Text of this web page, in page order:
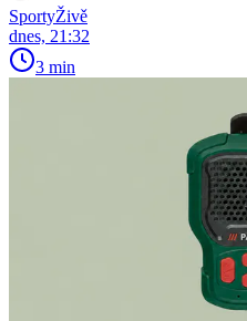
SportyŽivě
dnes, 21:32
3 min